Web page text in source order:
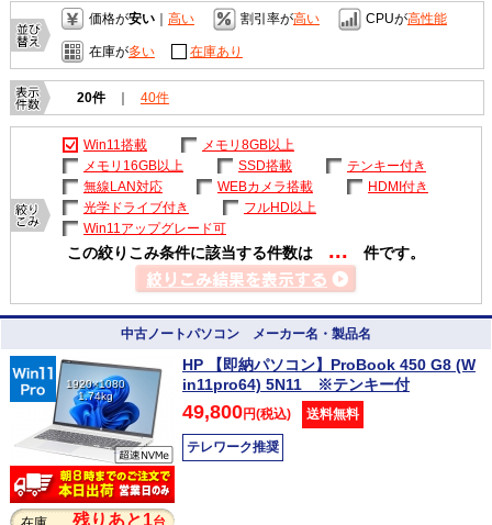
価格が安い｜ 高い 割引率が高い CPUが高性能
在庫が多い 在庫あり
20件 ｜ 40件
Win11搭載
メモリ8GB以上
メモリ16GB以上
SSD搭載
テンキー付き
無線LAN対応
WEBカメラ搭載
HDMI付き
光学ドライブ付き
フルHD以上
Win11アップグレード可
この絞りこみ条件に該当する件数は ... 件です。
中古ノートパソコン メーカー名・製品名
1920×1080
1.74kg
残りあと1台
HP 【即納パソコン】ProBook 450 G8 (W
in11pro64) 5N11 ※テンキー付
49,800円(税込) 送料無料
テレワーク推奨